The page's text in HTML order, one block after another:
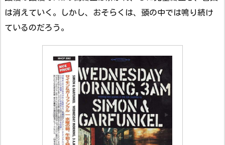
は消えていく。しかし、おそらくは、頭の中では鳴り続け
ているのだろう。